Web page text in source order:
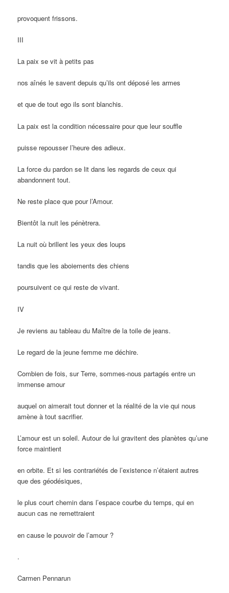
provoquent frissons.
III
La paix se vit à petits pas
nos aînés le savent depuis qu’ils ont déposé les armes
et que de tout ego ils sont blanchis.
La paix est la condition nécessaire pour que leur souffle
puisse repousser l’heure des adieux.
La force du pardon se lit dans les regards de ceux qui
abandonnent tout.
Ne reste place que pour l’Amour.
Bientôt la nuit les pénètrera.
La nuit où brillent les yeux des loups
tandis que les aboiements des chiens
poursuivent ce qui reste de vivant.
IV
Je reviens au tableau du Maître de la toile de jeans.
Le regard de la jeune femme me déchire.
Combien de fois, sur Terre, sommes-nous partagés entre un
immense amour
auquel on aimerait tout donner et la réalité de la vie qui nous
amène à tout sacrifier.
L’amour est un soleil. Autour de lui gravitent des planètes qu’une
force maintient
en orbite. Et si les contrariétés de l’existence n’étaient autres
que des géodésiques,
le plus court chemin dans l’espace courbe du temps, qui en
aucun cas ne remettraient
en cause le pouvoir de l’amour ?
.
Carmen Pennarun